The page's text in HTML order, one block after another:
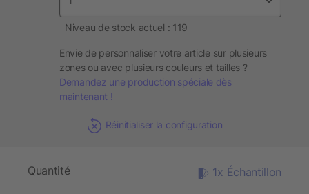
Niveau de stock actuel : 119
Envie de personnaliser votre article sur plusieurs
zones ou avec plusieurs couleurs et tailles ?
Demandez une production spéciale dès
maintenant !
Réinitialiser la configuration
Quantité 1x Échantillon